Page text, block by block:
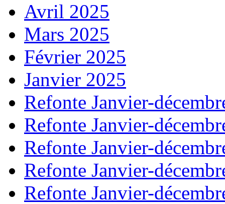
Avril 2025
Mars 2025
Février 2025
Janvier 2025
Refonte Janvier-
Refonte Janvier-
Refonte Janvier-
Refonte Janvier-
Refonte Janvier-